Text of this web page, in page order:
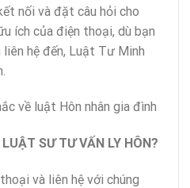
nối và đặt câu hỏi cho
ích của điện thoại, dù bạn
hệ đến, Luật Tư Minh
về luật Hôn nhân gia đình
SƯ TƯ VẤN LY HÔN?
và liên hệ với chúng